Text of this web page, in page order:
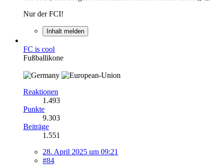
Nur der FCI!
Inhalt melden
FC is cool
Fußballikone
Reaktionen
1.493
Punkte
9.303
Beiträge
1.551
28. April 2025 um 09:21
#84